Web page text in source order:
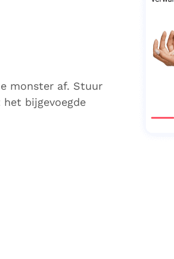
monster af. Stuur
bijgevoegde